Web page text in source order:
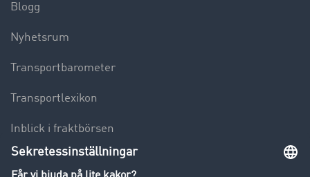
Blogg
Nyhetsrum
Transportbarometer
Transportlexikon
Inblick i fraktbörsen
Körförbud för lastbilar